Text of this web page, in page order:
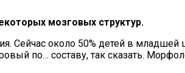
мозговых структур.
Сейчас около 50% детей в
по… составу, так сказать.